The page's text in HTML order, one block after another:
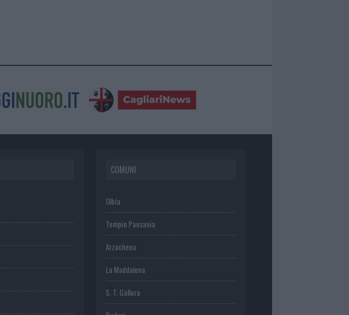
COMUNI
Olbia
Tempio Pausania
Arzachena
La Maddalena
S. T. Gallura